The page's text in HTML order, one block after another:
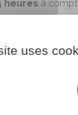
heures à
des
uses